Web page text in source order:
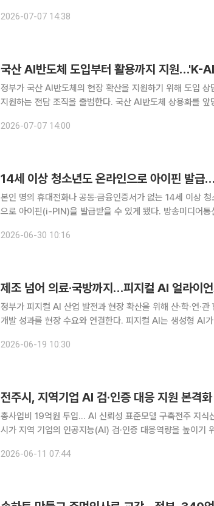
소프트웨어 진흥법에 근거해 과학기술정보통신부 고시에 따
2026-07-07 14:38
국산 AI반도체 도입부터 활용까지 지원…'K-
정부가 국산 AI반도체의 현장 확산을 지원하기 위해 도입
지원하는 전담 조직을 출범한다. 국산 AI반도체 상용화를
(KAIT)에서 'K-AI반도체 기술지원센터' 개소식을 개최했다고
2026-07-07 14:00
14세 이상 청소년도 온라인으로 아이핀 발급
본인 명의 휴대전화나 공동·금융인증서가 없는 14세 이상
으로 아이핀(i-PIN)을 발급받을 수 있게 됐다. 방송미디어통신위원회는 행정안전부, 공공마이데이
세 이상 청소년을 대상으로 온라인 아이핀 발급 서비스를 시
2026-06-30 10:16
제조 넘어 의료·국방까지…피지컬 AI 얼라이
정부가 피지컬 AI 산업 발전과 현장 확산을 위해 산·학·연·
개발 성과를 현장 수요와 연결한다. 피지컬 AI는 생성형 AI가 화면 안에서 텍스트와 이미지 등을 생
의료, 국방 등 산업 현장에서 생산성과 효율성을 높
2026-06-19 10:30
전주시, 지역기업 AI 검·인증 대응 지원 본격화
총사업비 19억원 투입… AI 신뢰성 표준모델 구축전주 지식산
시가 지역 기업의 인공지능(AI) 검·인증 대응역량을 높이기 위한
2026-06-11 07:44